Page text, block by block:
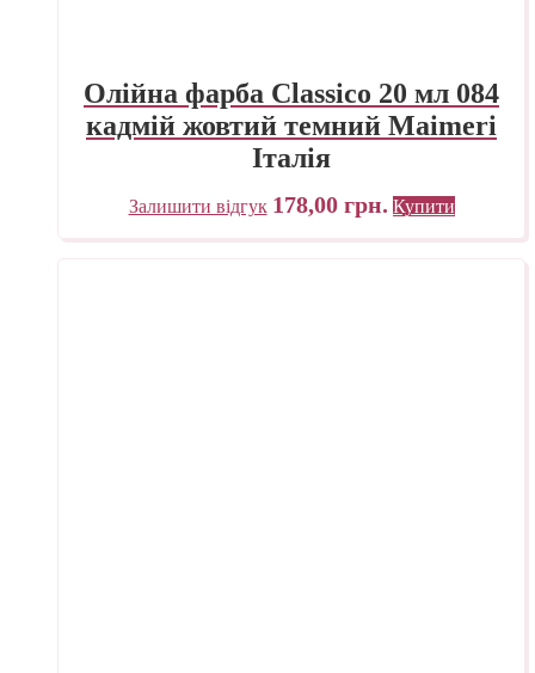
Олійна фарба Classico 20 мл 084
кадмій жовтий темний Maimeri
Італія
Залишити відгук 178,00 грн. Купити